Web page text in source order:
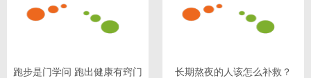
跑步是门学问 跑出健康有窍门 长期熬夜的人该怎么补救？